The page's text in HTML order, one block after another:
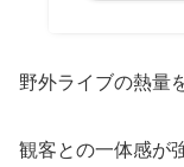
野外ライブの熱量
観客との一体感が